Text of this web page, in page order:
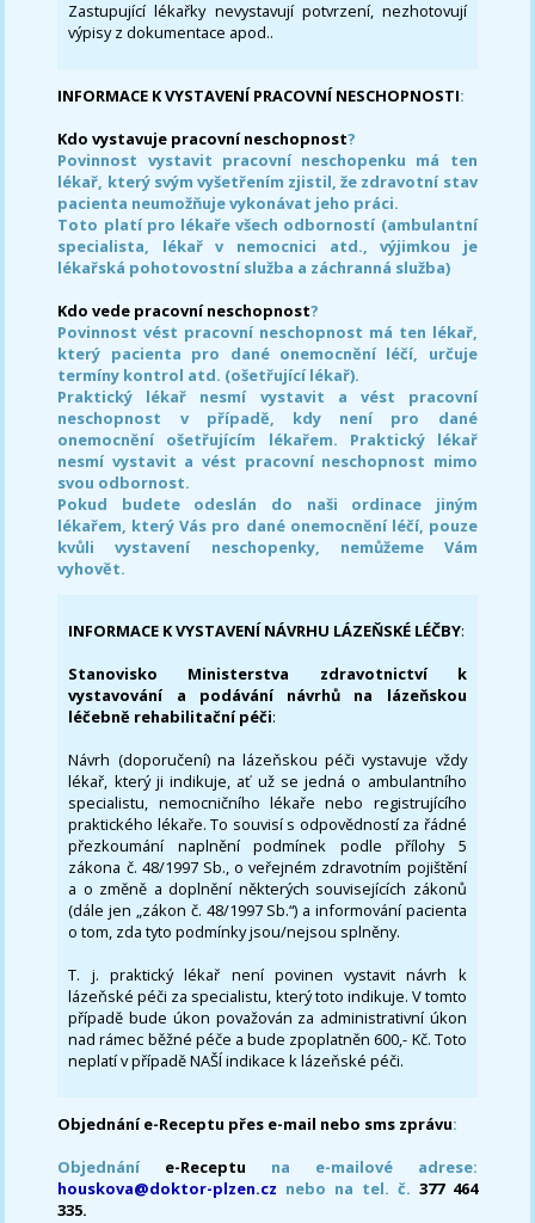
Zastupující lékařky nevystavují potvrzení, nezhotovují
výpisy z dokumentace apod..
INFORMACE K VYSTAVENÍ PRACOVNÍ NESCHOPNOSTI:
Kdo vystavuje pracovní neschopnost?
Povinnost vystavit pracovní neschopenku má ten
lékař, který svým vyšetřením zjistil, že zdravotní stav
pacienta neumožňuje vykonávat jeho práci.
Toto platí pro lékaře všech odborností (ambulantní
specialista, lékař v nemocnici atd., výjimkou je
lékařská pohotovostní služba a záchranná služba)
Kdo vede pracovní neschopnost?
Povinnost vést pracovní neschopnost má ten lékař,
který pacienta pro dané onemocnění léčí, určuje
termíny kontrol atd. (ošetřující lékař).
Praktický lékař nesmí vystavit a vést pracovní
neschopnost v případě, kdy není pro dané
onemocnění ošetřujícím lékařem. Praktický lékař
nesmí vystavit a vést pracovní neschopnost mimo
svou odbornost.
Pokud budete odeslán do naši ordinace jiným
lékařem, který Vás pro dané onemocnění léčí, pouze
kvůli vystavení neschopenky, nemůžeme Vám
vyhovět.
INFORMACE K VYSTAVENÍ NÁVRHU LÁZEŇSKÉ LÉČBY:
Stanovisko Ministerstva zdravotnictví k
vystavování a podávání návrhů na lázeňskou
léčebně rehabilitační péči:
Návrh (doporučení) na lázeňskou péči vystavuje vždy
lékař, který ji indikuje, ať už se jedná o ambulantního
specialistu, nemocničního lékaře nebo registrujícího
praktického lékaře. To souvisí s odpovědností za řádné
přezkoumání naplnění podmínek podle přílohy 5
zákona č. 48/1997 Sb., o veřejném zdravotním pojištění
a o změně a doplnění některých souvisejících zákonů
(dále jen „zákon č. 48/1997 Sb.“) a informování pacienta
o tom, zda tyto podmínky jsou/nejsou splněny.
T. j. praktický lékař není povinen vystavit návrh k
lázeňské péči za specialistu, který toto indikuje. V tomto
případě bude úkon považován za administrativní úkon
nad rámec běžné péče a bude zpoplatněn 600,- Kč. Toto
neplatí v případě NAŠÍ indikace k lázeňské péči.
Objednání e-Receptu přes e-mail nebo sms zprávu:
Objednání e-Receptu na e-mailové adrese:
houskova@doktor-plzen.cz nebo na tel. č. 377 464
335.